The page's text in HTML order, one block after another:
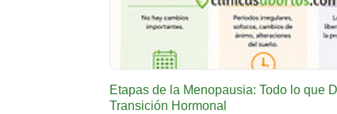
Etapas de la Menopausia: Todo lo que
Transición Hormonal